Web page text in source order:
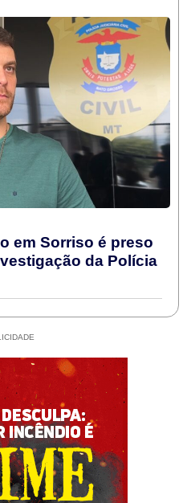
em Sorriso é preso
da Polícia